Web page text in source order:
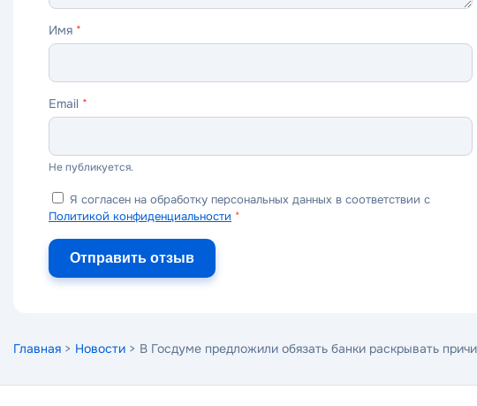
Имя *
Email *
Не публикуется.
Я согласен на обработку персональных данных в соответствии с
Политикой конфиденциальности *
Отправить отзыв
Главная > Новости > В Госдуме предложили обязать банки раскрывать